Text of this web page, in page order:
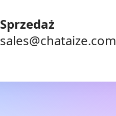
Sprzedaż
sales@chataize.com